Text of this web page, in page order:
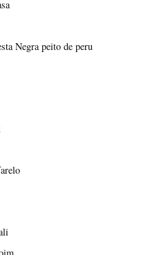
Negra peito de peru